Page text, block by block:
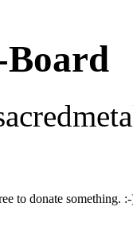
Board
to donate something.